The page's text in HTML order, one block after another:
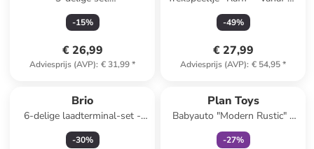
bouwplaatsvoertuigen geel -
vanaf 3 jaar
-15%
€ 26,99
Adviesprijs (AVP): € 31,99*
maanden
-49%
€ 27,99
Adviesprijs (AVP): € 54,95*
Brio
6-delige laadterminal-set -
vanaf 3 jaar
-30%
Plan Toys
Babyauto "Modern Rustic" -
vanaf 6 maanden
-27%